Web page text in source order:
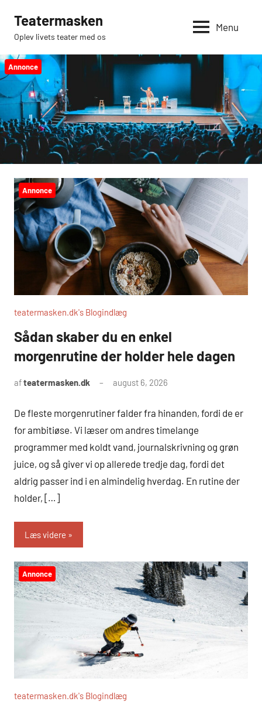
indhold
Teatermasken
Oplev livets teater med os
Menu
Annonce
Annonce
teatermasken.dk's Blogindlæg
Sådan skaber du en enkel
morgenrutine der holder hele dagen
afteatermasken.dk august 6, 2026
De fleste morgenrutiner falder fra hinanden, fordi de er
for ambitiøse. Vi læser om andres timelange
programmer med koldt vand, journalskrivning og grøn
juice, og så giver vi op allerede tredje dag, fordi det
aldrig passer ind i en almindelig hverdag. En rutine der
holder, […]
Læs videre
Annonce
teatermasken.dk's Blogindlæg